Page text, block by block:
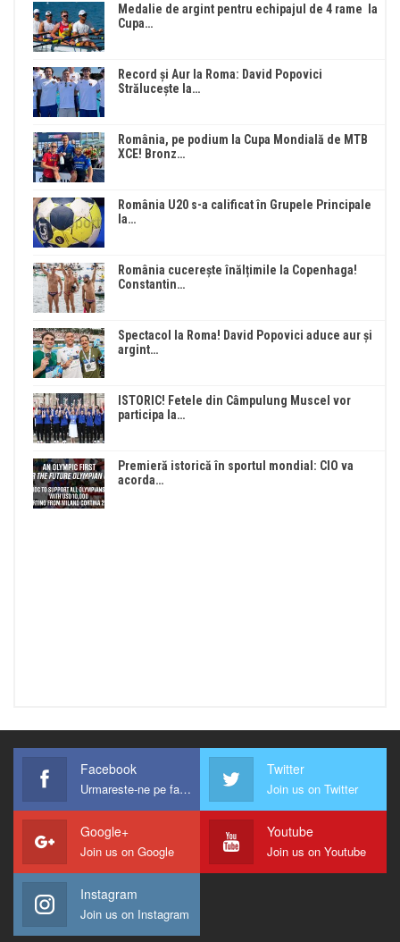
Medalie de argint pentru echipajul de 4 rame la
Cupa…
Record și Aur la Roma: David Popovici
Strălucește la…
România, pe podium la Cupa Mondială de MTB
XCE! Bronz…
România U20 s-a calificat în Grupele Principale
la…
România cucerește înălțimile la Copenhaga!
Constantin…
Spectacol la Roma! David Popovici aduce aur și
argint…
ISTORIC! Fetele din Câmpulung Muscel vor
participa la…
Premieră istorică în sportul mondial: CIO va
acorda…
Facebook
Urmareste-ne pe facebook !
Twitter
Join us on Twitter
Google+
Join us on Google
Youtube
Join us on Youtube
Instagram
Join us on Instagram